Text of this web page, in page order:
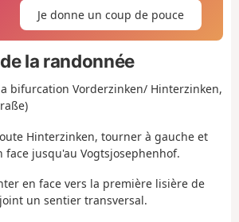
Je donne un coup de pouce
la randonnée
bifurcation Vorderzinken/ Hinterzinken,
Hinterzinken, tourner à gauche et
face jusqu'au Vogtsjosephenhof.
en face vers la première lisière de
un sentier transversal.